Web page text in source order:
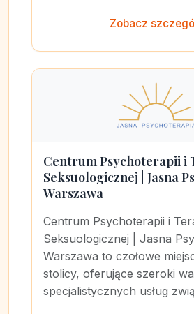
Zobacz
Centrum Psychoterapii i
Seksuologicznej | Jasna
Warszawa
Centrum Psychoterapii i
Seksuologicznej | Jasna
Warszawa to czołowe
stolicy, oferujące szeroki
specjalistycznych usług